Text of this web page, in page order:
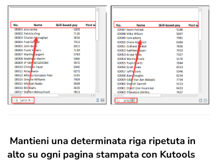
Mantieni una determinata riga ripetuta in
alto su ogni pagina stampata con Kutools